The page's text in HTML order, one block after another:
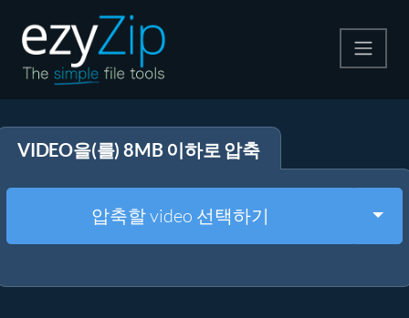
압축 해제
기타 도구
VIDEO을(를) 8MB 이하로 압축
압축할 video 선택하기